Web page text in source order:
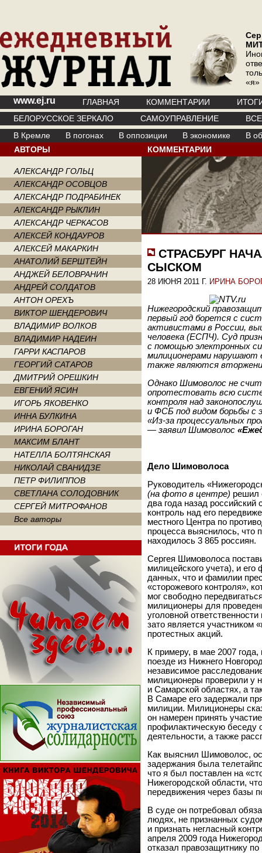
«я»
www.ej.ru ГЛАВНАЯ КОММЕНТАРИИ
БЕЛОРУССКОЕ ЗЕРКАЛО
САМОУПРАВЛЕНИЕ
В Кремле
В погонах В оппозиции В экономике
В
АВТОРЫ
АЛЕКСАНДР ГОЛЬЦ
АЛЕКСАНДР ОСОВЦОВ
АЛЕКСАНДР ПОДРАБИНЕК
АЛЕКСАНДР РЫКЛИН
АЛЕКСАНДР ЧЕРКАСОВ
АЛЕКСЕЙ КОНДАУРОВ
АЛЕКСЕЙ МАКАРКИН
АНАТОЛИЙ БЕРШТЕЙН
АНДЖЕЙ БЕЛОВРАНИН
АНДРЕЙ СОЛДАТОВ
АНТОН ОРЕХЪ
ВИКТОР ШЕНДЕРОВИЧ
ВЛАДИМИР ВОЛКОВ
ВЛАДИМИР НАДЕИН
ГАРРИ КАСПАРОВ
ГЕОРГИЙ САТАРОВ
ДМИТРИЙ ОРЕШКИН
ЕВГЕНИЙ ЯСИН
ИГОРЬ ЯКОВЕНКО
ИННА БУЛКИНА
ИРИНА БОРОГАН
МАКСИМ БЛАНТ
НАТЕЛЛА БОЛТЯНСКАЯ
НИКОЛАЙ СВАНИДЗЕ
ПЕТР ФИЛИППОВ
СВЕТЛАНА СОЛОДОВНИК
СЕРГЕЙ МИТРОФАНОВ
Все авторы
КОММЕНТАРИИ
СТРАСБУРГ
СЫСКОМ
28 ИЮНЯ 2011 Г. ИРИНА
Нижегородский
первый год борется с
активистами в России,
человека (ЕСПЧ). Суд
с помощью электронных
милиционерами нарушают
также являются
Однако Шимоволос не
опротестовать всю
контроля над
и ФСБ под видом борьбы с
«Из-за процессуальных
— заявил Шимоволос
Дело Шимоволоса
Руководитель
(на фото в центре) решил
два года назад
контроль над его
местного Центра по
процесса выяснилось, что
находилось 3 865 россиян.
Сергея Шимоволоса
милицейского учета), и
данных, что и фамилии
«сторожевого контроля»,
мог свободно
милиционеры для
уголовной
зато является участником
протестных акций.
К примеру, в мае 2007
поезде из Нижнего
независимое
милиционеры проверили у
и Самарской областях, а
В Самаре его задержали
милиции. Милиционеры
он намерен принять
профилактическую беседу
деятельности, а также
Как выяснил Шимоволос,
задержания была
что я был поставлен на
Нижегородской области,
передвижения через базы
В суде он потребовал
людях, не признанных
и признать негласный
апреля 2009 года
отказал правозащитнику